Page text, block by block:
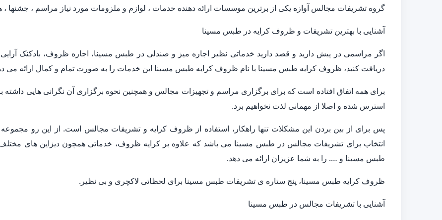
گروه تشریفات مجالس آوازه یکی از برترین موسسات ارائه دهنده خدمات ، لوازم و ملزومات مورد نیاز مراسم ، جشنها
آشنایی با بهترین تشریفات و ظروف کرایه در طبس مسینا
اگر مراسمی در پیش دارید و قصد دارید خدماتی نظیر اجاره میز و صندلی در طبس مسینا، اجاره ظروف، بادکنک
دریافت کنید، ظروف کرایه طبس مسینا با نام ظروف کرایه طبس مسینا این خدمات را به صورت تمام و کمال ارائه می
برای همه اتفاق افتاده است که برای برگزاری مراسم و تجهیزات مجالس و همچنین نحوه برگزاری آن نگرانی هایی
استرس شده و اصلا از مهمانی لذت نخواهیم برد.
پس برای از بین بردن این مشکلات تنها راهکار، استفاده از ظروف کرایه و تشریفات مجالس است. از این رو
انتخاب برای تشریفات مجالس در طبس مسینا می باشد که علاوه بر کرایه ظروف، خدماتی همچون دیزاین های
طبس مسینا و …. را به شما عزیزان ارائه می دهد.
ظروف کرایه طبس مسینا، پنج ستاره ی تشریفات طبس مسینا برای لحظاتی لاکچری و بی نظیر.
آشنایی با تشریفات مجالس در طبس مسینا